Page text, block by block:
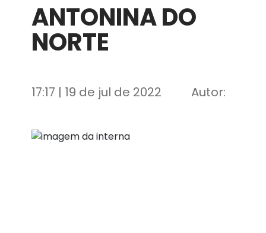
ANTONINA DO
NORTE
17:17 | 19 de jul de 2022 Autor: